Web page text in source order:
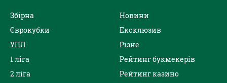
Збірна
Єврокубки
УПЛ
1 ліга
2 ліга
Новини
Ексклюзив
Різне
Рейтинг букмекерів
Рейтинг казино